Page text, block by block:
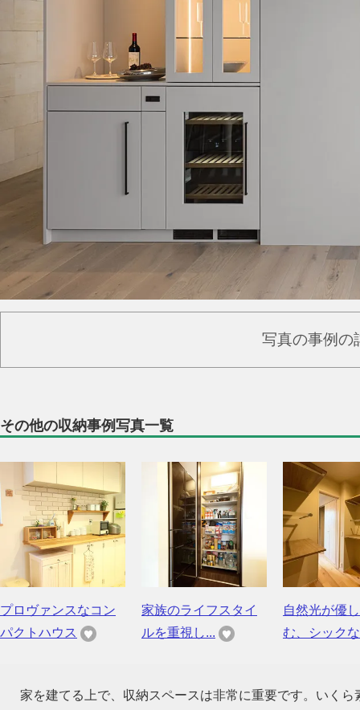
写真の事例の
その他の収納事例写真一覧
プロヴァンスなコン
パクトハウス
家族のライフスタイ
ルを重視し...
自然光が優
む、シック
家を建てる上で、収納スペースは非常に重要です。いく